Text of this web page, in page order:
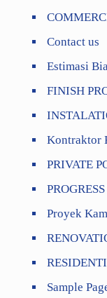
Contact us
Estimasi
FINISH
Kontraktor
PRIVATE
Proyek
Sample